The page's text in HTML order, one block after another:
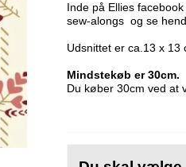
Inde på Ellies facebook
sew-alongs og se
Udsnittet er ca.13 x 13
Mindstekøb er 30cm.
Du køber 30cm ved at